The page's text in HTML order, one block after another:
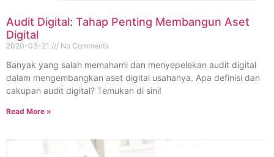
Audit Digital: Tahap Penting Membangun Aset
Digital
2020-03-21 No Comments
Banyak yang salah memahami dan menyepelekan audit digital
dalam mengembangkan aset digital usahanya. Apa definisi dan
cakupan audit digital? Temukan di sini!
Read More »